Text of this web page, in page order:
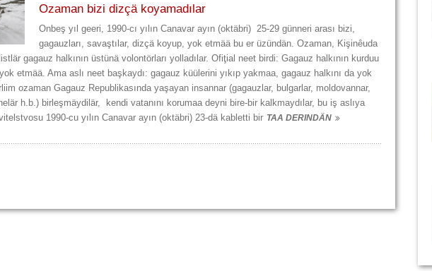
Ozaman bizi dizçä koyamadılar
Onbeş yıl geeri, 1990-cı yılın Canavar ayın (oktäbri) 25-29 günneri arası bizi,
gagauzları, savaştılar, dizçä koyup, yok etmää bu er üzündän. Ozaman, Kişinêuda
gagauz halkının üstünä volontörları yolladılar. Ofiţial neet birdi: Gagauz halkının kurduu
etmää. Ama aslı neet başkaydı: gagauz küülerini yıkıp yakmaa, gagauz halkını da yok
ozaman Gagauz Republikasında yaşayan insannar (gagauzlar, bulgarlar, moldovannar,
h.b.) birleşmäydilär, kendi vatanını korumaa deyni bire-bir kalkmaydılar, bu iş aslıya
1990-cu yılın Canavar ayın (oktäbri) 23-dä kabletti bir TAA DERINDÄN